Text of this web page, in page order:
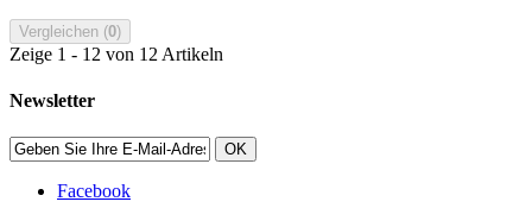
Vergleichen (0)
Zeige 1 - 12 von 12 Artikeln
Newsletter
OK
Facebook